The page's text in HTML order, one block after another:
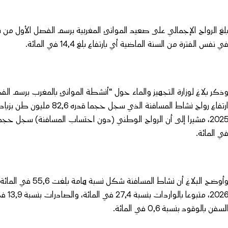
في نفس الفترة من السنة الماضية أي بارتفاع بلغ 14,4 في المائة.
في المائة.
وأوضح البلاغ
السفن بالوقود بنسبة 0,6 في المائة.